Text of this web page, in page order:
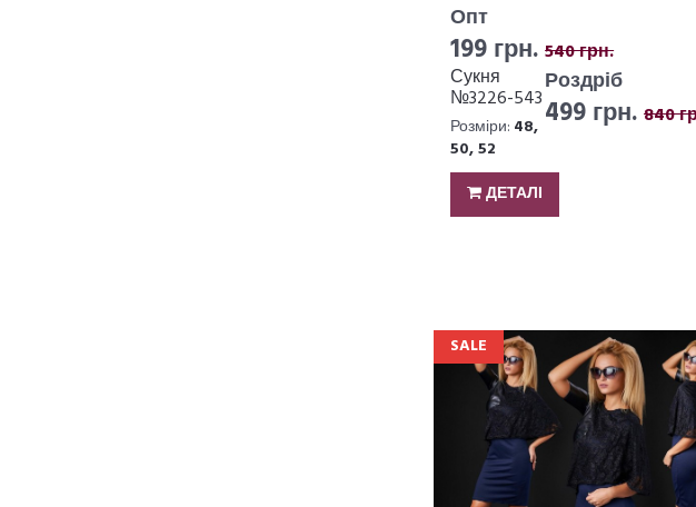
Опт
199 грн. 540 грн.
Роздріб
499 грн. 840
Сукня
№3226-543
Розміри: 48,
50, 52
ДЕТАЛІ
SALE